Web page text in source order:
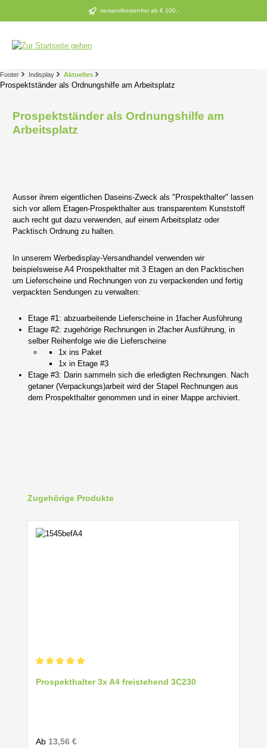
Zum Hauptinhalt springen versandkostenfrei ab € 100,-
Footer Indisplay Aktuelles
Prospektständer als Ordnungshilfe am Arbeitsplatz
Prospektständer als Ordnungshilfe am
Arbeitsplatz
Ausser ihrem eigentlichen Daseins-Zweck als "Prospekthalter" lassen
sich vor allem Etagen-Prospekthalter aus transparentem Kunststoff
auch recht gut dazu verwenden, auf einem Arbeitsplatz oder
Packtisch Ordnung zu halten.
In unserem Werbedisplay-Versandhandel verwenden wir
beispielsweise A4 Prospekthalter mit 3 Etagen an den Packtischen
um Lieferscheine und Rechnungen von zu verpackenden und fertig
verpackten Sendungen zu verwalten:
Etage #1: abzuarbeitende Lieferscheine in 1facher Ausführung
Etage #2: zugehörige Rechnungen in 2facher Ausführung, in
selber Reihenfolge wie die Lieferscheine
1x ins Paket
1x in Etage #3
Etage #3: Darin sammeln sich die erledigten Rechnungen. Nach
getaner (Verpackungs)arbeit wird der Stapel Rechnungen aus
dem Prospekthalter genommen und in einer Mappe archiviert.
Produktgalerie überspringen
Zugehörige Produkte
Prospekthalter 3x A4 freistehend 3C230
Regulärer Preis:
Ab 13,56 €